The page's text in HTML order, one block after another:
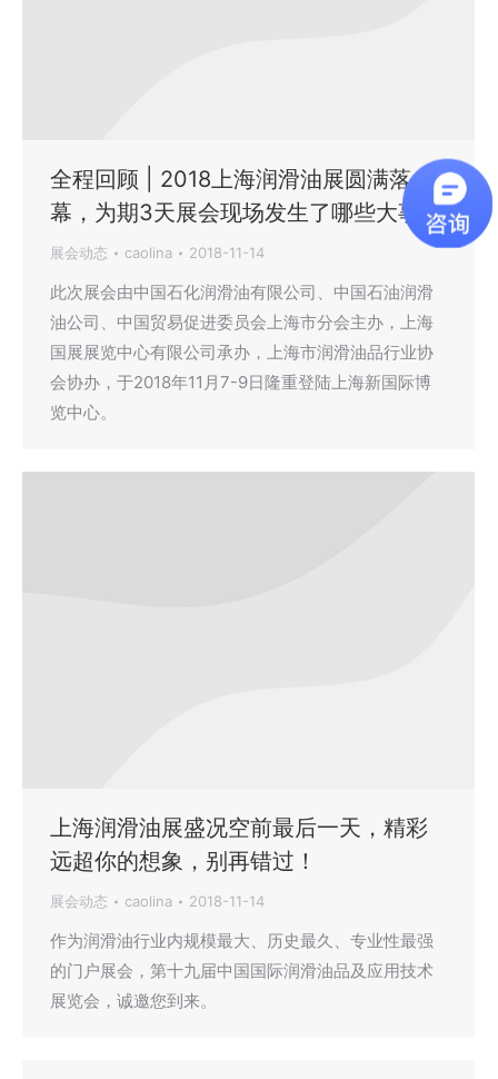
全程回顾 | 2018上海润滑油展圆满落
幕，为期3天展会现场发生了哪些大事？
展会动态 caolina 2018-11-14
此次展会由中国石化润滑油有限公司、中国石油润滑
油公司、中国贸易促进委员会上海市分会主办，上海
国展展览中心有限公司承办，上海市润滑油品行业协
会协办，于2018年11月7-9日隆重登陆上海新国际博
览中心。
上海润滑油展盛况空前最后一天，精彩
远超你的想象，别再错过！
展会动态 caolina 2018-11-14
作为润滑油行业内规模最大、历史最久、专业性最强
的门户展会，第十九届中国国际润滑油品及应用技术
展览会，诚邀您到来。